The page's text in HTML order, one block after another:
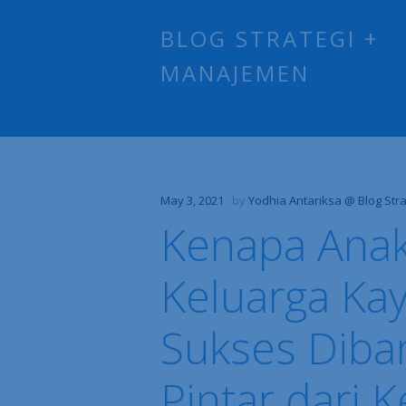
BLOG STRATEGI +
MANAJEMEN
May 3, 2021 by Yodhia Antariksa @ Blog
Kenapa
Keluarga
Sukses